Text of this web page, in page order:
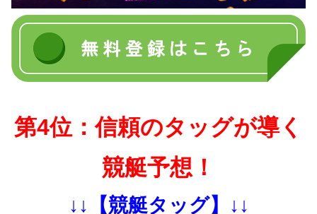
第4位：信頼のタッグが導く
競艇予想！
↓↓【競艇タッグ】↓↓